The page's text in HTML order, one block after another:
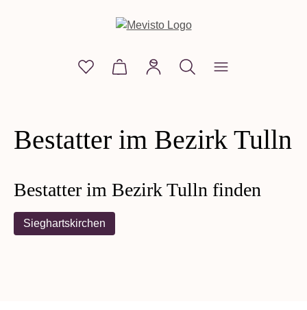
Du hast 0 Produkte auf dem Merkzettel
Warenkorb enthält 0 Positionen.
Bestatter im Bezirk Tulln
Bestatter im Bezirk Tulln finden
Sieghartskirchen